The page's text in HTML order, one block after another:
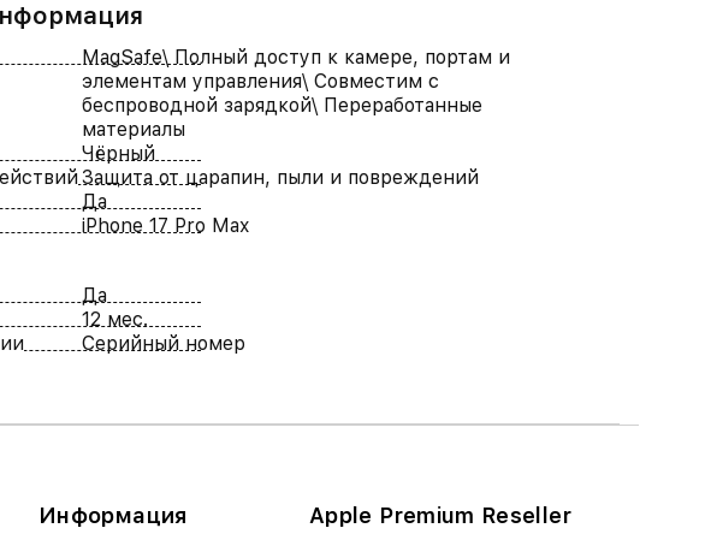
MagSafe\ Полный доступ к камере, портам и
элементам управления\ Совместим с
беспроводной зарядкой\ Переработанные
материалы
Чёрный
Защита от царапин, пыли и повреждений
Да
iPhone 17 Pro Max
Да
12 мес.
Серийный номер
Информация Apple Premium Reseller